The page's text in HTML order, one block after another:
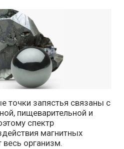
точки запястья связаны с
пищеварительной и
спектр
магнитных
весь организм.